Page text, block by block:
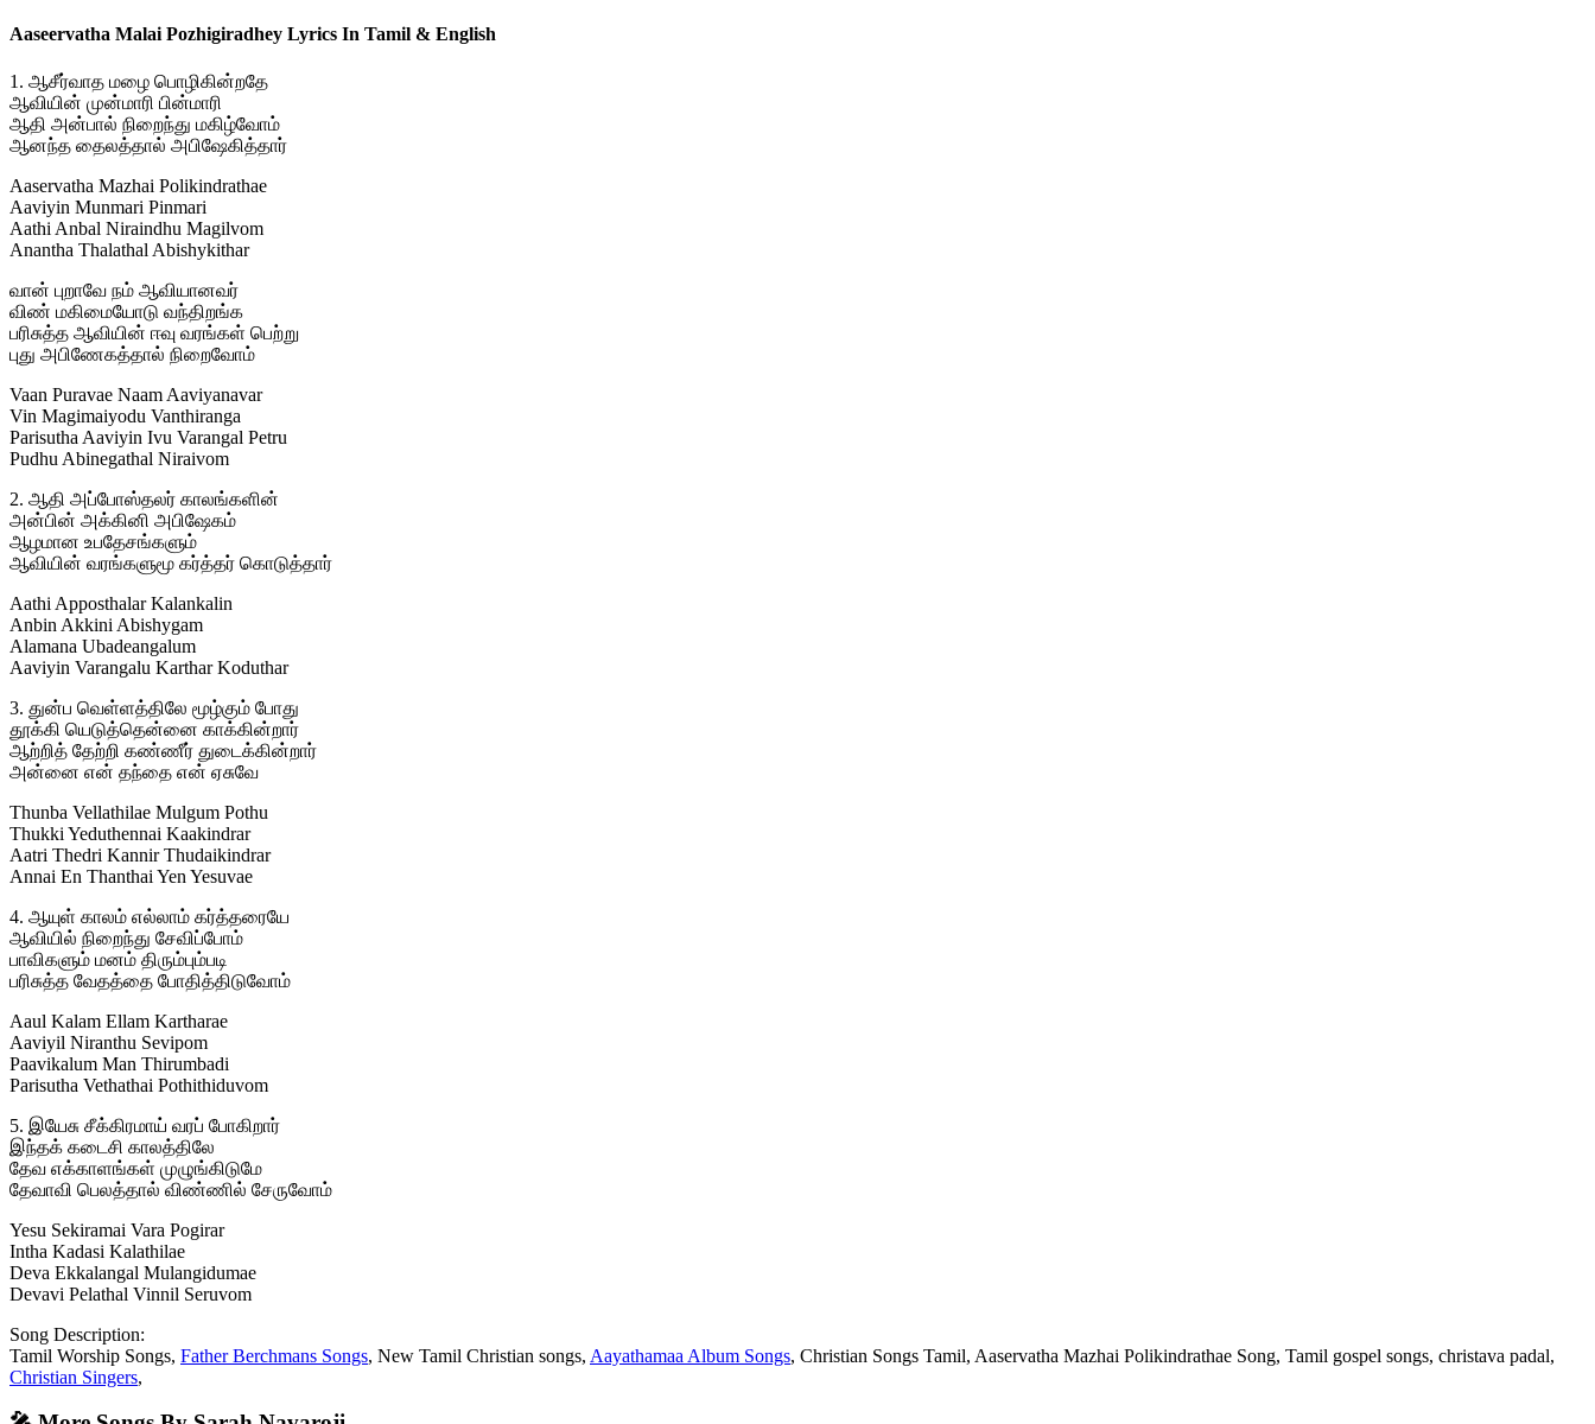
Aaseervatha Malai Pozhigiradhey Lyrics In Tamil & English
1. ஆசீர்வாத மழை பொழிகின்றதே
ஆவியின் முன்மாரி பின்மாரி
ஆதி அன்பால் நிறைந்து மகிழ்வோம்
ஆனந்த தைலத்தால் அபிஷேகித்தார்
Aaservatha Mazhai Polikindrathae
Aaviyin Munmari Pinmari
Aathi Anbal Niraindhu Magilvom
Anantha Thalathal Abishykithar
வான் புறாவே நம் ஆவியானவர்
விண் மகிமையோடு வந்திறங்க
பரிசுத்த ஆவியின் ஈவு வரங்கள் பெற்று
புது அபிணேகத்தால் நிறைவோம்
Vaan Puravae Naam Aaviyanavar
Vin Magimaiyodu Vanthiranga
Parisutha Aaviyin Ivu Varangal Petru
Pudhu Abinegathal Niraivom
2. ஆதி அப்போஸ்தலர் காலங்களின்
அன்பின் அக்கினி அபிஷேகம்
ஆழமான உபதேசங்களும்
ஆவியின் வரங்களுமூ கர்த்தர் கொடுத்தார்
Aathi Apposthalar Kalankalin
Anbin Akkini Abishygam
Alamana Ubadeangalum
Aaviyin Varangalu Karthar Koduthar
3. துன்ப வெள்ளத்திலே மூழ்கும் போது
தூக்கி யெடுத்தென்னை காக்கின்றார்
ஆற்றித் தேற்றி கண்ணீர் துடைக்கின்றார்
அன்னை என் தந்தை என் ஏசுவே
Thunba Vellathilae Mulgum Pothu
Thukki Yeduthennai Kaakindrar
Aatri Thedri Kannir Thudaikindrar
Annai En Thanthai Yen Yesuvae
4. ஆயுள் காலம் எல்லாம் கர்த்தரையே
ஆவியில் நிறைந்து சேவிப்போம்
பாவிகளும் மனம் திரும்பும்படி
பரிசுத்த வேதத்தை போதித்திடுவோம்
Aaul Kalam Ellam Kartharae
Aaviyil Niranthu Sevipom
Paavikalum Man Thirumbadi
Parisutha Vethathai Pothithiduvom
5. இயேசு சீக்கிரமாய் வரப் போகிறார்
இந்தக் கடைசி காலத்திலே
தேவ எக்காளங்கள் முழுங்கிடுமே
தேவாவி பெலத்தால் விண்ணில் சேருவோம்
Yesu Sekiramai Vara Pogirar
Intha Kadasi Kalathilae
Deva Ekkalangal Mulangidumae
Devavi Pelathal Vinnil Seruvom
Song Description:
Tamil Worship Songs, Father Berchmans Songs, New Tamil Christian songs, Aayathamaa Album Songs, Christian Songs Tamil, Aaservatha Mazhai Polikindrathae Song, Tamil gospel songs, christava padal,
Christian Singers,